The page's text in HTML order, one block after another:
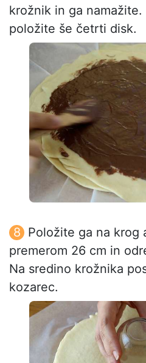
krožnik in ga
položite še četrti disk.
Položite ga na krog
premerom 26 cm in
Na sredino krožnika
kozarec.